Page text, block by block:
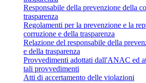
Responsabile della prevenzione della
trasparenza
Regolamenti per la prevenzione e la
corruzione e della trasparenza
Relazione del responsabile della
e della trasparenza
Provvedimenti adottati dall'ANAC ed
tali provvedimenti
Atti di accertamento delle violazioni